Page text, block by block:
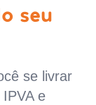
seu
se livrar
e